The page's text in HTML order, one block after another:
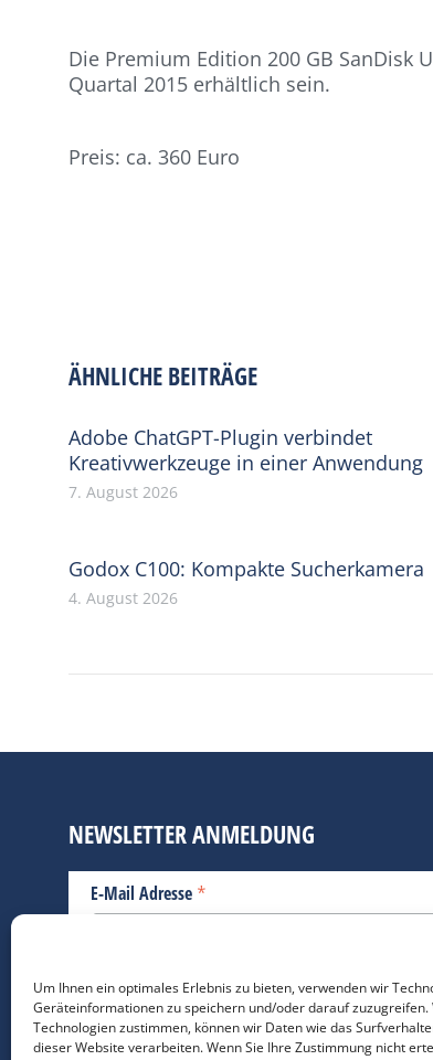
Um Ihnen ein optimales Erlebnis zu bieten, verwenden wir
Geräteinformationen zu speichern und/oder darauf zuzugreifen.
Technologien zustimmen, können wir Daten wie das
dieser Website verarbeiten. Wenn Sie Ihre Zustimmung nicht
Die Premium Edition 200 GB SanDisk
Quartal 2015 erhältlich sein.
Preis: ca. 360 Euro
ÄHNLICHE BEITRÄGE
Adobe ChatGPT-Plugin verbindet
Kreativwerkzeuge in einer Anwendung
7. August 2026
Godox C100: Kompakte Sucherkamera
4. August 2026
NEWSLETTER ANMELDUNG
E-Mail Adresse *
*